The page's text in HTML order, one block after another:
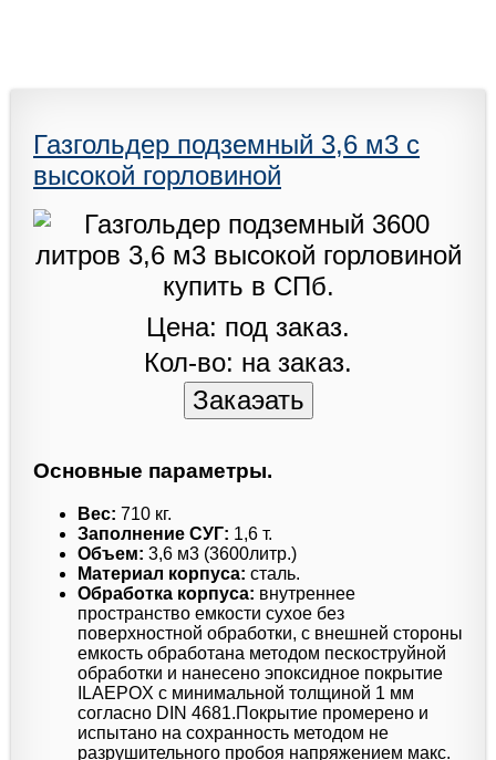
Газгольдер подземный 3,6 м3 с
высокой горловиной
Цена: под заказ.
Кол-во: на заказ.
Основные параметры.
Вес: 710 кг.
Заполнение СУГ: 1,6 т.
Объем: 3,6 м3 (3600литр.)
Материал корпуса: сталь.
Обработка корпуса: внутреннее
пространство емкости сухое без
поверхностной обработки, с внешней стороны
емкость обработана методом пескоструйной
обработки и нанесено эпоксидное покрытие
ILAEPOX с минимальной толщиной 1 мм
согласно DIN 4681.Покрытие промерено и
испытано на сохранность методом не
разрушительного пробоя напряжением макс.